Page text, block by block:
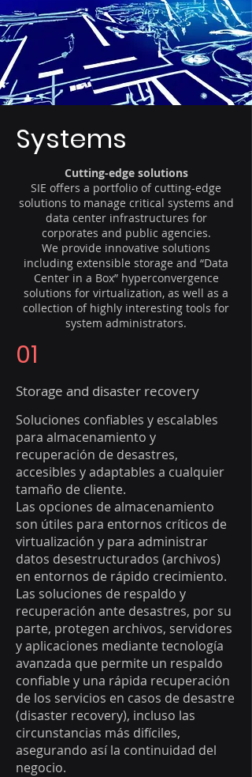
Systems
Cutting-edge solutions
SIE offers a portfolio of cutting-edge
solutions to manage critical systems and
data center infrastructures for
corporates and public agencies.
We provide innovative solutions
including extensible storage and “Data
Center in a Box” hyperconvergence
solutions for virtualization, as well as a
collection of highly interesting tools for
system administrators.
01
Storage and disaster recovery
Soluciones confiables y escalables
para almacenamiento y
recuperación de desastres,
accesibles y adaptables a cualquier
tamaño de cliente.
Las opciones de almacenamiento
son útiles para entornos críticos de
virtualización y para administrar
datos desestructurados (archivos)
en entornos de rápido crecimiento.
Las soluciones de respaldo y
recuperación ante desastres, por su
parte, protegen archivos, servidores
y aplicaciones mediante tecnología
avanzada que permite un respaldo
confiable y una rápida recuperación
de los servicios en casos de desastre
(disaster recovery), incluso las
circunstancias más difíciles,
asegurando así la continuidad del
negocio.